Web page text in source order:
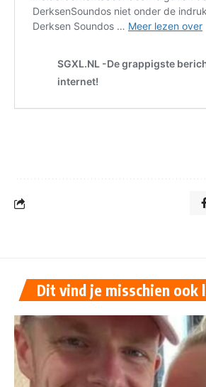
Dit vind je misschien ook